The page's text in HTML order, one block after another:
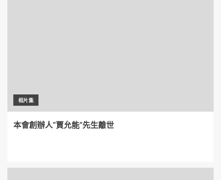
相片集
本會創辦人”賈允能”先生離世